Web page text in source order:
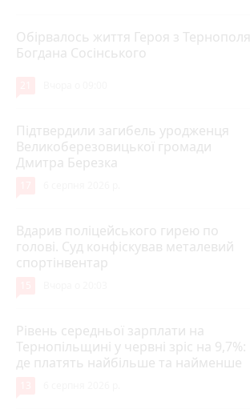
Обірвалось життя Героя з Тернополя
Богдана Сосінського
Підтвердили загибель уродженця
Великоберезовицької громади
Дмитра Березка
Вдарив поліцейського гирею по
голові. Суд конфіскував металевий
спортінвентар
Рівень середньої зарплати на
Тернопільщині у червні зріс на 9,7%:
де платять найбільше та найменше